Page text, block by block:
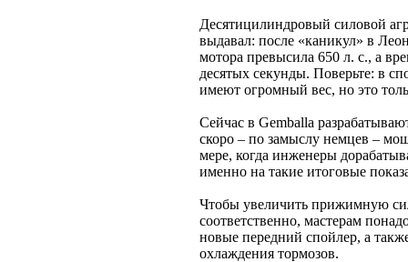
Десятицилиндровый силовой
выдавал: после «каникул» в
мотора превысила 650 л. с., а
десятых секунды. Поверьте: в
имеют огромный вес, но это
Сейчас в Gemballa
скоро – по замыслу немцев –
мере, когда инженеры
именно на такие итоговые
Чтобы увеличить прижимную
соответственно, мастерам
новые передний спойлер, а
охлаждения тормозов.